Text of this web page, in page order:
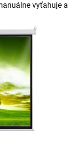
vyťahuje a
nastaviteľnom
na prezentácie.
plátno, ktoré sa
vo videách
umožňuje lepšie